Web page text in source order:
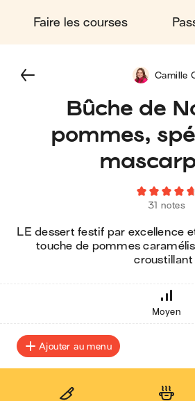
Faire les courses
Bûche de
pommes,
31 notes
LE dessert festif par excellence
touche de pommes
croustillant
Camille
Moyen
Ajouter au menu